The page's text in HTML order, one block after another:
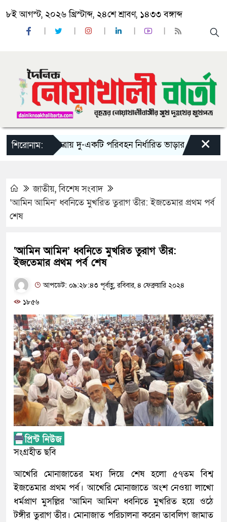
৮ই আগস্ট, ২০২৬ খ্রিস্টাব্দ, ২৪শে শ্রাবণ, ১৪৩৩ বঙ্গাব্দ
শিরোনাম:
‘ঈদ যাত্রায় দু-একটি পরিবহন নির্ধারিত ভাড়ার চেয়েও কম নিচ্ছে’
×
জাতীয়,বিশেষ সংবাদ
‘আমিন আমিন’ ধ্বনিতে মুখরিত তুরাগ তীর: ইজতেমার প্রথম পর্ব
শেষ
‘আমিন আমিন’ ধ্বনিতে মুখরিত তুরাগ তীর:
ইজতেমার প্রথম পর্ব শেষ
আপডেট: ০৯:২৮:৪৩ পূর্বাহ্ণ, রবিবার, ৪ ফেব্রুয়ারি ২০২৪
১৮৫৬
সংগ্রহীত ছবি
আখেরি মোনাজাতের মধ্য দিয়ে শেষ হলো ৫৭তম বিশ্ব
ইজতেমার প্রথম পর্ব। আখেরি মোনাজাতে অংশ নেওয়া লাখো
ধর্মপ্রাণ মুসল্লির ‘আমিন আমিন’ ধ্বনিতে মুখরিত হয়ে ওঠে
টঙ্গীর তুরাগ তীর। মোনাজাত পরিচালনা করেন তাবলিগ জামাত